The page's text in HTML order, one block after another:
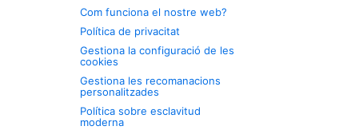
Com funciona el nostre web?
Política de privacitat
Gestiona la configuració de les
cookies
Gestiona les recomanacions
personalitzades
Política sobre esclavitud
moderna